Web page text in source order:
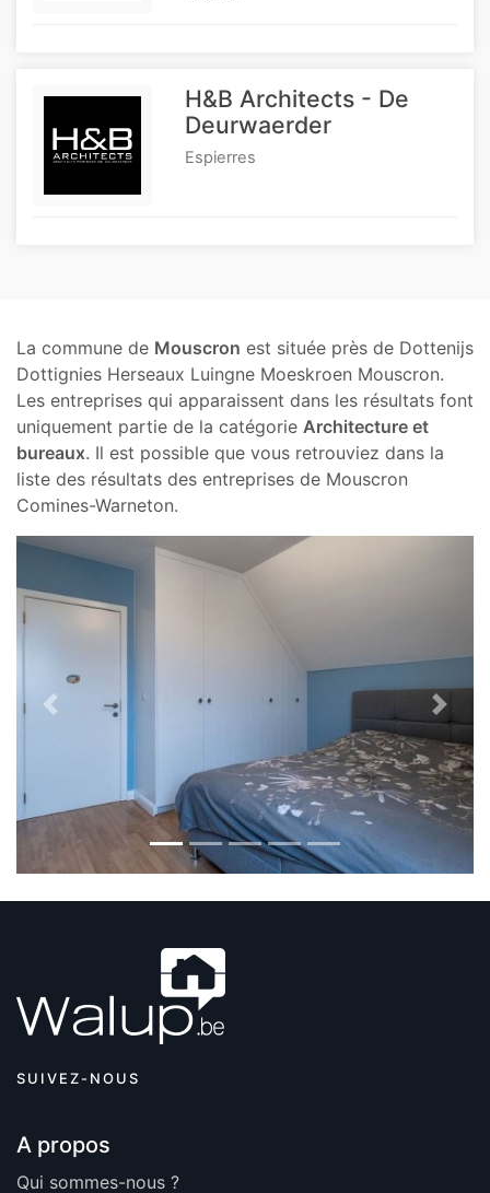
H&B Architects - De
Deurwaerder
Espierres
La commune de Mouscron est située près de Dottenijs
Dottignies Herseaux Luingne Moeskroen Mouscron.
Les entreprises qui apparaissent dans les résultats font
uniquement partie de la catégorie Architecture et
bureaux. Il est possible que vous retrouviez dans la
liste des résultats des entreprises de Mouscron
Comines-Warneton.
Previous Next
SUIVEZ-NOUS
A propos
Qui sommes-nous ?